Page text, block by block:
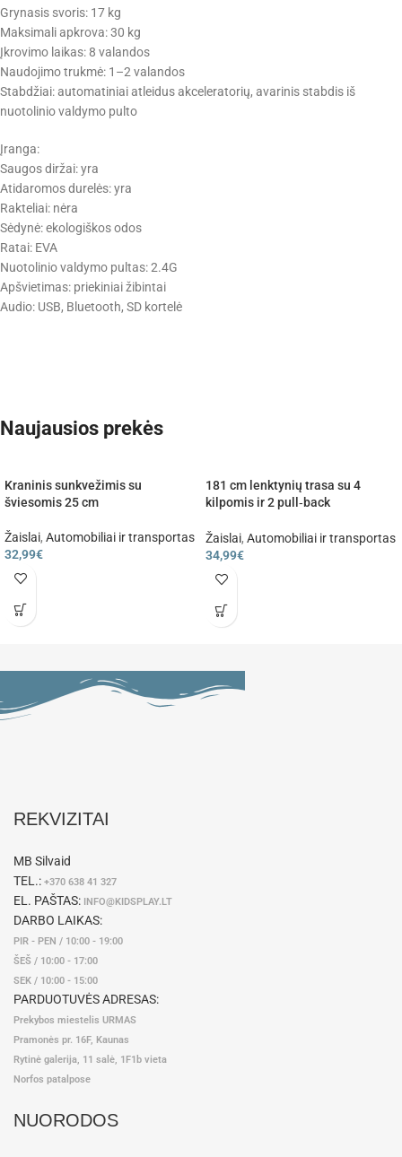
Grynasis svoris: 17 kg
Maksimali apkrova: 30 kg
Įkrovimo laikas: 8 valandos
Naudojimo trukmė: 1–2 valandos
Stabdžiai: automatiniai atleidus akceleratorių, avarinis stabdis iš
nuotolinio valdymo pulto
Įranga:
Saugos diržai: yra
Atidaromos durelės: yra
Rakteliai: nėra
Sėdynė: ekologiškos odos
Ratai: EVA
Nuotolinio valdymo pultas: 2.4G
Apšvietimas: priekiniai žibintai
Audio: USB, Bluetooth, SD kortelė
Naujausios prekės
Kraninis sunkvežimis su
šviesomis 25 cm
Žaislai, Automobiliai ir transportas
32,99€
181 cm lenktynių trasa su 4
kilpomis ir 2 pull‑back
Žaislai, Automobiliai ir transportas
34,99€
REKVIZITAI
MB Silvaid
TEL.: +370 638 41 327
EL. PAŠTAS: INFO@KIDSPLAY.LT
DARBO LAIKAS:
PIR - PEN / 10:00 - 19:00
ŠEŠ / 10:00 - 17:00
SEK / 10:00 - 15:00
PARDUOTUVĖS ADRESAS:
Prekybos miestelis URMAS
Pramonės pr. 16F, Kaunas
Rytinė galerija, 11 salė, 1F1b vieta
Norfos patalpose
NUORODOS